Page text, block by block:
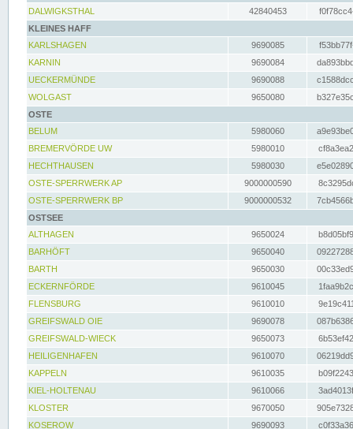
DALWIGKSTHAL
42840453
KLEINES HAFF
KARLSHAGEN
9690085
KARNIN
9690084
UECKERMÜNDE
9690088
WOLGAST
9650080
OSTE
BELUM
5980060
BREMERVÖRDE UW
5980010
HECHTHAUSEN
5980030
OSTE-SPERRWERK AP
9000000590
OSTE-SPERRWERK BP
9000000532
OSTSEE
ALTHAGEN
9650024
BARHÖFT
9650040
BARTH
9650030
ECKERNFÖRDE
9610045
FLENSBURG
9610010
GREIFSWALD OIE
9690078
GREIFSWALD-WIECK
9650073
HEILIGENHAFEN
9610070
KAPPELN
9610035
KIEL-HOLTENAU
9610066
KLOSTER
9670050
KOSEROW
9690093